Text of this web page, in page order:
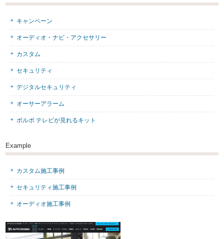
キャンペーン
オーディオ・ナビ・アクセサリー
カスタム
セキュリティ
デジタルセキュリティ
オーサーアラーム
ボルボ テレビが見れるキット
Example
カスタム施工事例
セキュリティ施工事例
オーディオ施工事例